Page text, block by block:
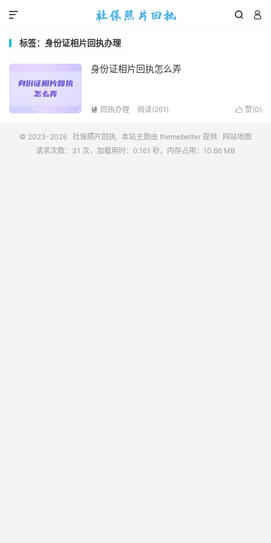
 

标签：身份证相片回执办理
身份证相片回执怎么弄
 赞(0)
 回执办理 阅读(261)
© 2023-2026 社保照片回执 本站主题由 themebetter 提供
网站地图
请求次数：31 次，加载用时：0.161 秒，内存占用：10.66 MB